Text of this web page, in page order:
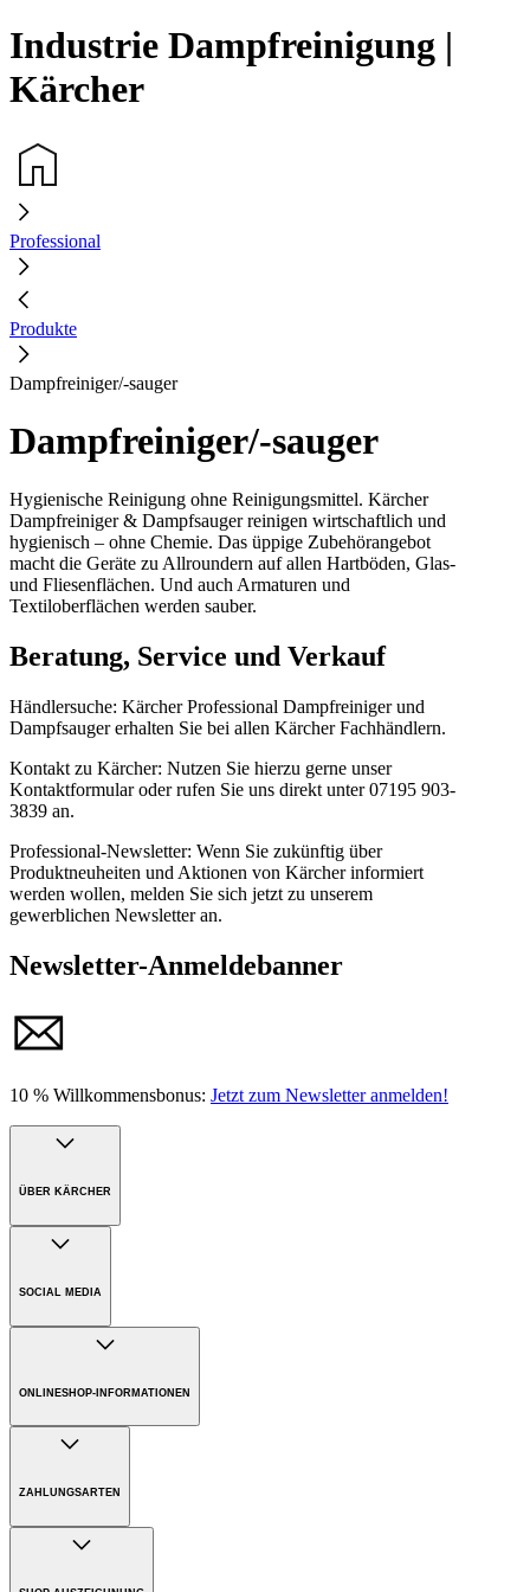
Industrie Dampfreinigung |
Kärcher
Professional
Produkte
Dampfreiniger/-sauger
Dampfreiniger/-sauger
Hygienische Reinigung ohne Reinigungsmittel. Kärcher
Dampfreiniger & Dampfsauger reinigen wirtschaftlich und
hygienisch – ohne Chemie. Das üppige Zubehörangebot
macht die Geräte zu Allroundern auf allen Hartböden, Glas-
und Fliesenflächen. Und auch Armaturen und
Textiloberflächen werden sauber.
Beratung, Service und Verkauf
Händlersuche: Kärcher Professional Dampfreiniger und
Dampfsauger erhalten Sie bei allen Kärcher Fachhändlern.
Kontakt zu Kärcher: Nutzen Sie hierzu gerne unser
Kontaktformular oder rufen Sie uns direkt unter07195 903-
3839 an.
Professional-Newsletter: Wenn Sie zukünftig über
Produktneuheiten und Aktionen von Kärcher informiert
werden wollen, melden Sie sich jetzt zu unserem
gewerblichen Newsletter an.
Newsletter-Anmeldebanner
10 % Willkommensbonus: Jetzt zum Newsletter anmelden!
ÜBER KÄRCHER
Unternehmen
Nachhaltigkeit
SOCIAL MEDIA
ONLINESHOP-INFORMATIONEN
Versandkosten
Bezahlung
Gewährleistung
ZAHLUNGSARTEN